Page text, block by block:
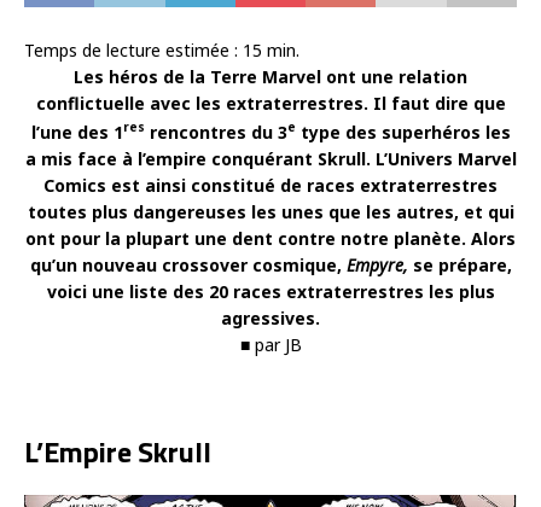
Temps de lecture estimée : 15 min.
Les héros de la Terre Marvel ont une relation
conflictuelle avec les extraterrestres. Il faut dire que
l’une des 1res rencontres du 3e type des superhéros les
a mis face à l’empire conquérant Skrull. L’Univers Marvel
Comics est ainsi constitué de races extraterrestres
toutes plus dangereuses les unes que les autres, et qui
ont pour la plupart une dent contre notre planète. Alors
qu’un nouveau crossover cosmique, Empyre, se prépare,
voici une liste des 20 races extraterrestres les plus
agressives.
■ par JB
L’Empire Skrull